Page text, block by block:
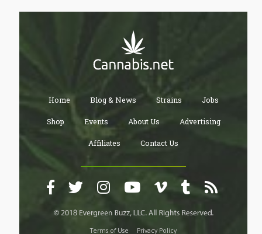
Home Blog & News Strains Jobs
Shop Events About Us Advertising
Affiliates Contact Us
Terms of Use Privacy Policy